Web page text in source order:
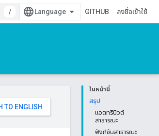
/
GITHUB ลงชื่อเข้าใช้
ในหน้านี้
สรุป
แอตทริบิวต์
สาธารณะ
ฟังก์ชันสาธารณะ